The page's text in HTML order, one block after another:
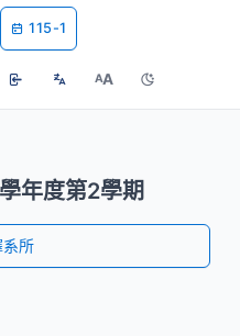
115-1
AA
年度第2學期
所